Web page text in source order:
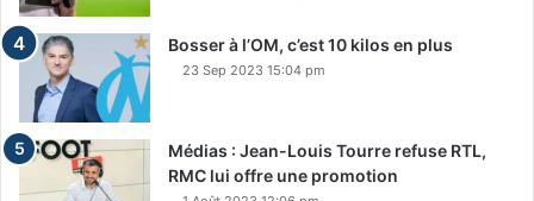
Bosser à l’OM, c’est 10 kilos en plus
23 Sep 2023 15:04 pm
Médias : Jean-Louis Tourre refuse RTL,
RMC lui offre une promotion